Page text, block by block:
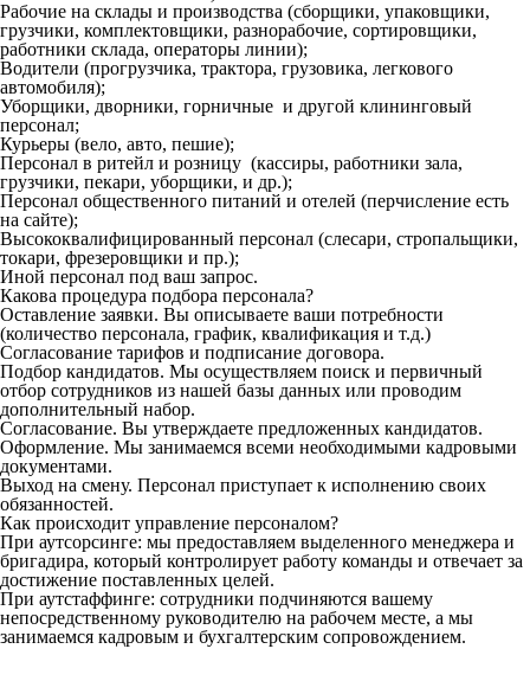
Рабочие на склады и производства (сборщики, упаковщики,
грузчики, комплектовщики, разнорабочие, сортировщики,
работники склада, операторы линии);
Водители (прогрузчика, трактора, грузовика, легкового
автомобиля);
Уборщики, дворники, горничные и другой клининговый
персонал;
Курьеры (вело, авто, пешие);
Персонал в ритейл и розницу (кассиры, работники зала,
грузчики, пекари, уборщики, и др.);
Персонал общественного питаний и отелей (перчисление есть
на сайте);
Высококвалифицированный персонал (слесари, стропальщики,
токари, фрезеровщики и пр.);
Иной персонал под ваш запрос.
Какова процедура подбора персонала?
Оставление заявки. Вы описываете ваши потребности
(количество персонала, график, квалификация и т.д.)
Согласование тарифов и подписание договора.
Подбор кандидатов. Мы осуществляем поиск и первичный
отбор сотрудников из нашей базы данных или проводим
дополнительный набор.
Согласование. Вы утверждаете предложенных кандидатов.
Оформление. Мы занимаемся всеми необходимыми кадровыми
документами.
Выход на смену. Персонал приступает к исполнению своих
обязанностей.
Как происходит управление персоналом?
При аутсорсинге: мы предоставляем выделенного менеджера и
бригадира, который контролирует работу команды и отвечает за
достижение поставленных целей.
При аутстаффинге: сотрудники подчиняются вашему
непосредственному руководителю на рабочем месте, а мы
занимаемся кадровым и бухгалтерским сопровождением.